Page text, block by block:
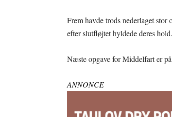
Frem havde trods nederlaget
efter slutfløjtet hyldede deres hold.
Næste opgave for Middelfart er
ANNONCE